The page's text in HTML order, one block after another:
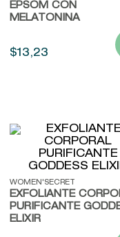
EPSOM CON
MELATONINA
$13,23
WOMEN'SECRET
EXFOLIANTE
PURIFICANTE
ELIXIR